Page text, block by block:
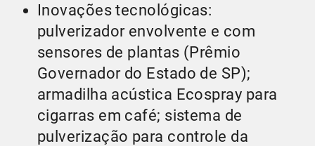
Inovações tecnológicas:
pulverizador envolvente e com
sensores de plantas (Prêmio
Governador do Estado de SP);
armadilha acústica Ecospray para
cigarras em café; sistema de
pulverização para controle da